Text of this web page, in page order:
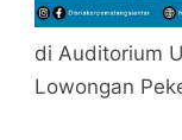
di Auditorium
Lowongan